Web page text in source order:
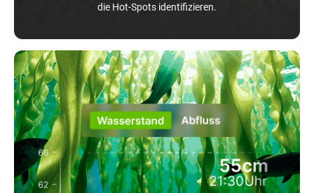
die Hot-Spots identifizieren.